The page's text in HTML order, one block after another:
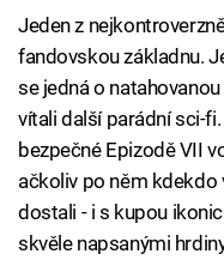
Jeden z
fandovskou základnu.
se jedná o
vítali další parádní sci-
bezpečné Epizodě VII
ačkoliv po něm kdekdo
dostali - i s kupou
skvěle napsanými